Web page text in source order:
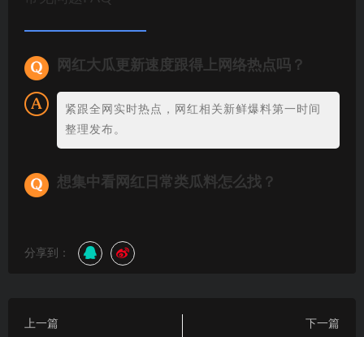
网红大瓜更新速度跟得上网络热点吗？
紧跟全网实时热点，网红相关新鲜爆料第一时间
整理发布。
想集中看网红日常类瓜料怎么找？
分享到：
上一篇 下一篇